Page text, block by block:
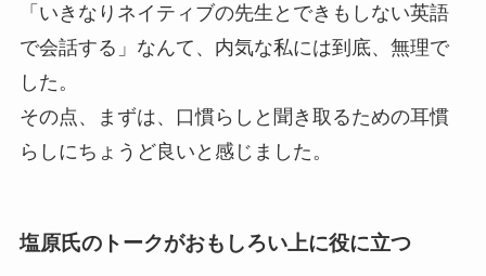
「いきなりネイティブの先生とできもしない英語
で会話する」なんて、内気な私には到底、無理で
した。
その点、まずは、口慣らしと聞き取るための耳慣
らしにちょうど良いと感じました。
塩原氏のトークがおもしろい上に役に立つ